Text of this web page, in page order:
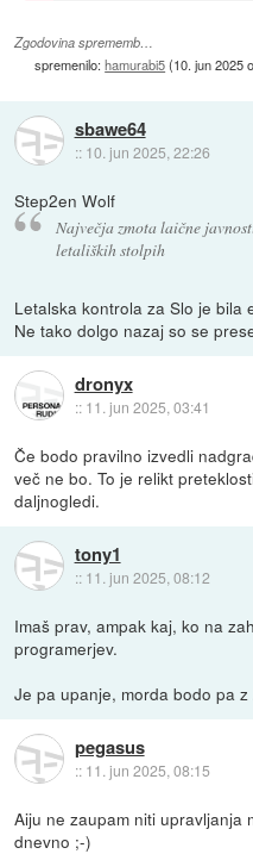
Zgodovina sprememb…
spremenilo:hamurabi5(10. jun 2025
sbawe64
:: 10. jun 2025, 22:26
Step2en Wolf
Največja zmota laične
letaliških stolpih
Letalska kontrola za Slo je bila
Ne tako dolgo nazaj so se
dronyx
:: 11. jun 2025, 03:41
Če bodo pravilno izvedli
več ne bo. To je relikt
daljnogledi.
tony1
:: 11. jun 2025, 08:12
Imaš prav, ampak kaj, ko na
programerjev.
Je pa upanje, morda bodo pa
pegasus
:: 11. jun 2025, 08:15
Aiju ne zaupam niti upravljanja
dnevno ;-)